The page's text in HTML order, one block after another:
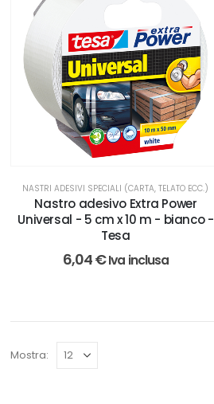
NASTRI ADESIVI SPECIALI (CARTA, TELATO ECC.)
Nastro adesivo Extra Power
Universal - 5 cm x 10 m - bianco -
Tesa
6,04€Iva inclusa
Mostra: